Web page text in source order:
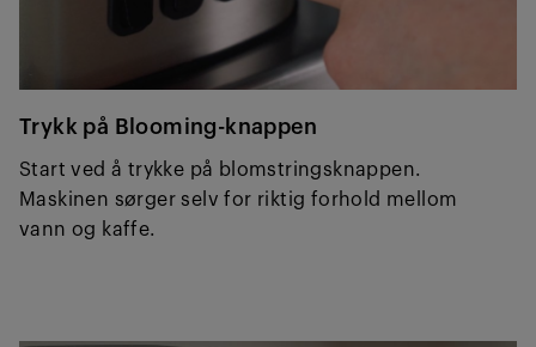
Trykk på Blooming-knappen
Start ved å trykke på blomstringsknappen.
Maskinen sørger selv for riktig forhold mellom
vann og kaffe.